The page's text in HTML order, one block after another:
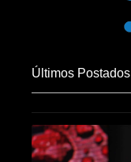
Últimos Postados